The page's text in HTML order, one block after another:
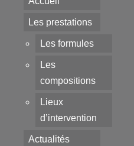
Les prestations
Les formules
Les
compositions
Lieux
d’intervention
Actualités